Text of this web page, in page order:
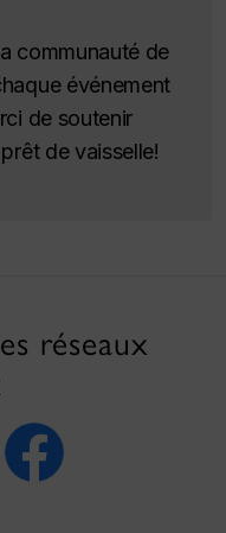
communauté de
événement
de soutenir
de vaisselle!
réseaux